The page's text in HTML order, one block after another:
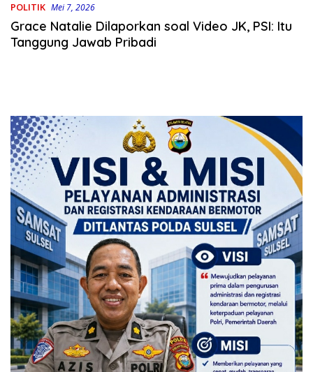
POLITIK Mei 7, 2026
Grace Natalie Dilaporkan soal Video JK, PSI: Itu
Tanggung Jawab Pribadi